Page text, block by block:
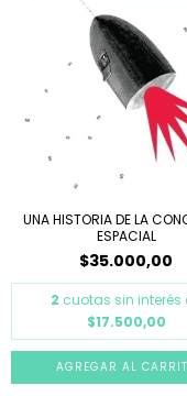
UNA HISTORIA DE LA
ESPACIAL
$35.000,00
2 cuotas sin interés
$17.500,00